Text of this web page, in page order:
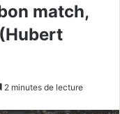
match,
2 minutes de lecture